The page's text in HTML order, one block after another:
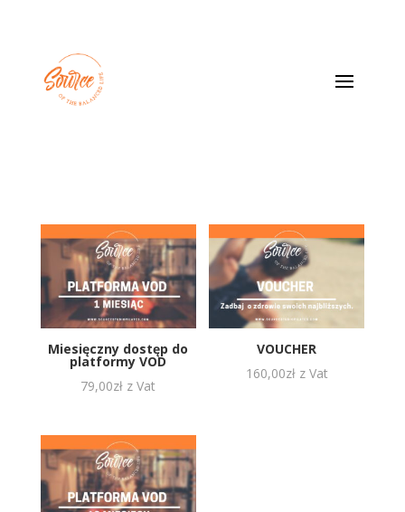
Miesięczny dostęp do
platformy VOD
79,00zł z Vat
VOUCHER
160,00zł z Vat